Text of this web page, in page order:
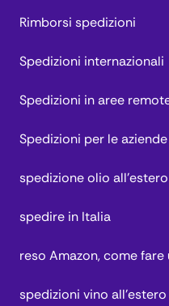
Rimborsi spedizioni
Spedizioni internazionali
Spedizioni in aree
Spedizioni per le aziende
spedizione olio all'estero
spedire in Italia
reso Amazon, come fare
spedizioni vino all'estero